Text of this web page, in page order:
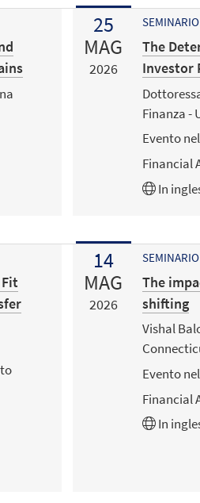
25
MAG
2026
SEMINARIO
The
Investor
Finanza -
Evento
Financial
In
14
MAG
2026
SEMINARIO
The
shifting
Vishal
Evento
Financial
In